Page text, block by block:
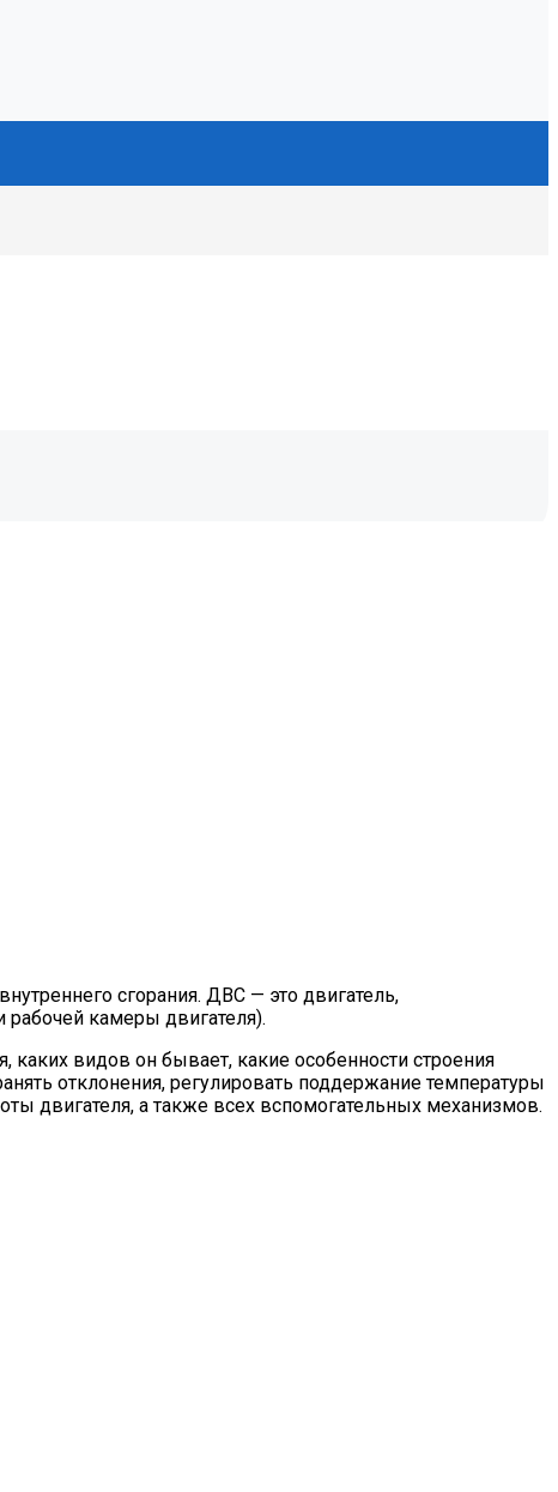
сгорания. ДВС — это двигатель,
рабочей камеры двигателя).
каких видов он бывает, какие особенности строения
отклонения, регулировать поддержание температуры
двигателя, а также всех вспомогательных механизмов.